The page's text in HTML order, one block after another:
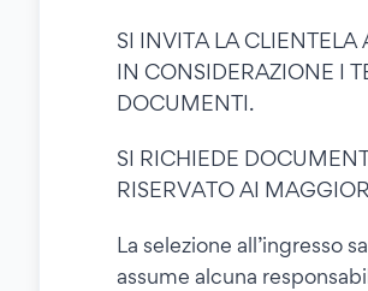
SI INVITA LA
IN CONSIDERAZIONE I
DOCUMENTI.
SI RICHIEDE
RISERVATO AI
La selezione all’ingresso
assume alcuna